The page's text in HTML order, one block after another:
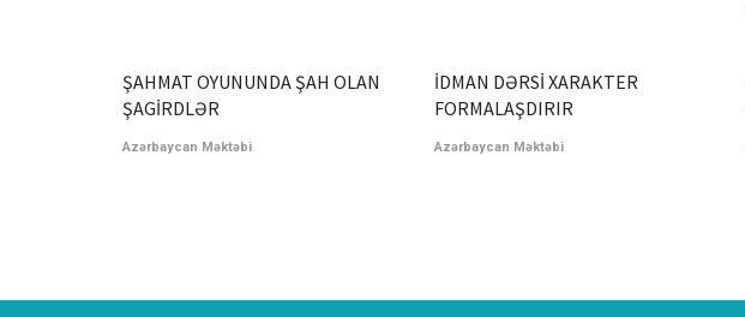
ŞAHMAT OYUNUNDA ŞAH OLAN
ŞAGİRDLƏR
Azərbaycan Məktəbi
İDMAN DƏRSİ XARAKTER
FORMALAŞDIRIR
Azərbaycan Məktəbi